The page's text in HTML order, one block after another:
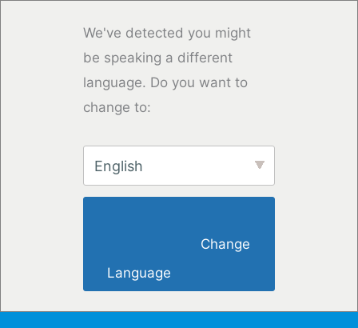
We've detected you might
be speaking a different
language. Do you want to
change to:
English
Language